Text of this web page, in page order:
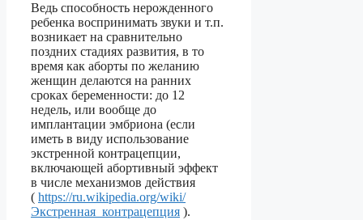
Ведь способность нерожденного
ребенка воспринимать звуки и т.п.
возникает на сравнительно
поздних стадиях развития, в то
время как аборты по желанию
женщин делаются на ранних
сроках беременности: до 12
недель, или вообще до
имплантации эмбриона (если
иметь в виду использование
экстренной контрацепции,
включающей абортивный эффект
в числе механизмов действия
( https://ru.wikipedia.org/wiki/
Экстренная_контрацепция ).